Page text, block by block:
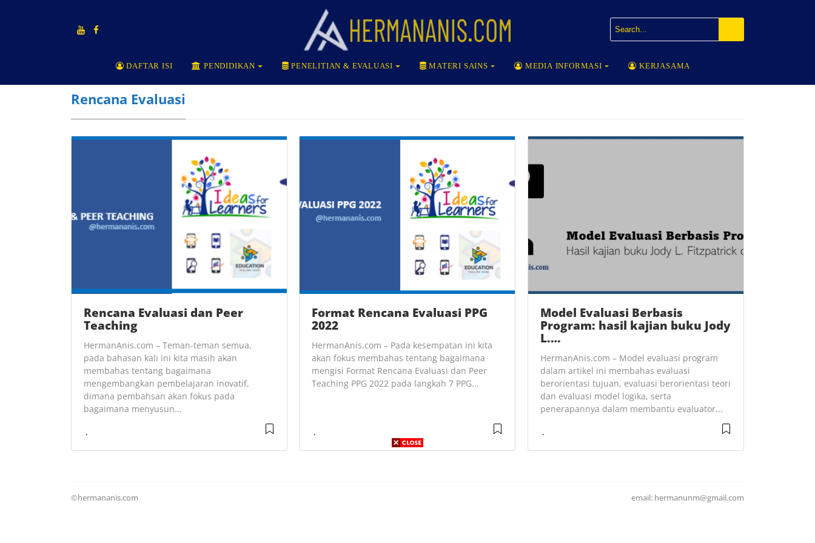
DAFTAR ISI PENDIDIKAN PENELITIAN & EVALUASI MATERI SAINS MEDIA INFORMASI KERJASAMA
Rencana Evaluasi
Rencana Evaluasi dan Peer
Teaching
HermanAnis.com – Teman-teman semua,
pada bahasan kali ini kita masih akan
membahas tentang bagaimana
mengembangkan pembelajaran inovatif,
dimana pembahsan akan fokus pada
bagaimana menyusun...
Format Rencana Evaluasi PPG
2022
HermanAnis.com – Pada kesempatan ini kita
akan fokus membahas tentang bagaimana
mengisi Format Rencana Evaluasi dan Peer
Teaching PPG 2022 pada langkah 7 PPG...
Model Evaluasi Berbasis
Program: hasil kajian buku Jody
L.…
HermanAnis.com – Model evaluasi program
dalam artikel ini membahas evaluasi
berorientasi tujuan, evaluasi berorientasi teori
dan evaluasi model logika, serta
penerapannya dalam membantu evaluator...
©hermananis.com email: hermanunm@gmail.com